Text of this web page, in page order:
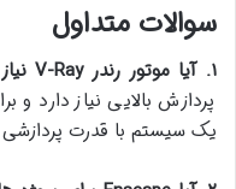
سوالات متداول
۱.آیا موتور رندرV-Ray
پردازش بالایی نیاز دارد و
یک سیستم با قدرت پردازشی